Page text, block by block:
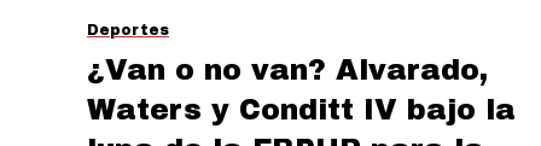
Deportes
¿Van o no van? Alvarado,
Waters y Conditt IV bajo la